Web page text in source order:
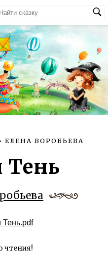
ЕЛЕНА ВОРОБЬЕВА
Тень
Тень.pdf
чтения!